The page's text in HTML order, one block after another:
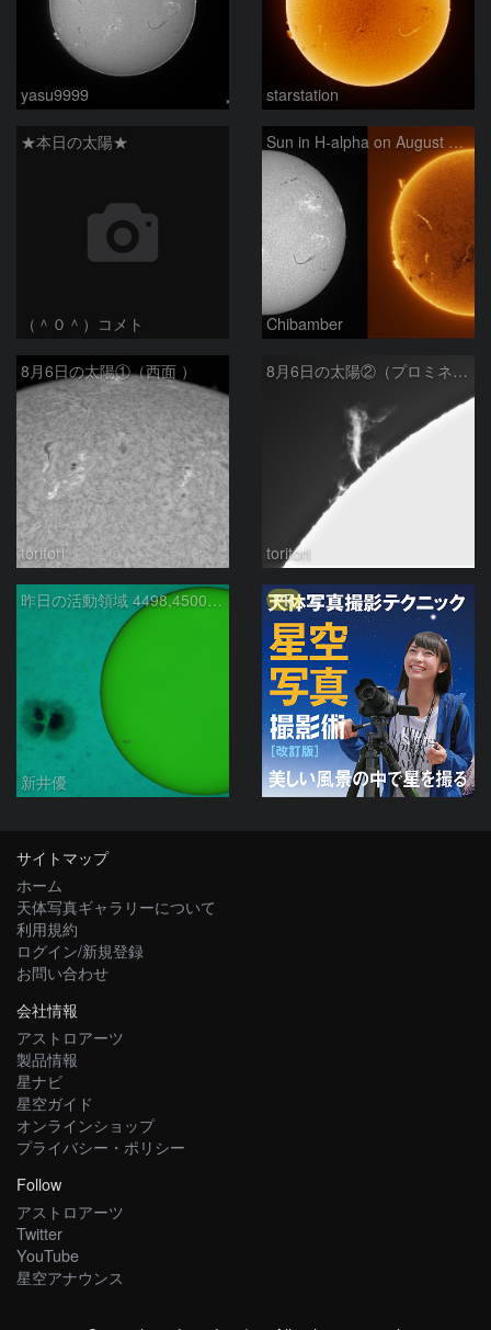
yasu9999 starstation
★本日の太陽★
（＾０＾）コメト
Sun in H-alpha on August 6, 2026
Chibamber
8月6日の太陽①（西面 ）
toritori
8月6日の太陽②（プロミネン北東縁 ）
toritori
昨日の活動領域 4498,4500：2026/08/05
新井優
PR
サイトマップ
ホーム
天体写真ギャラリーについて
利用規約
ログイン/新規登録
お問い合わせ
会社情報
アストロアーツ
製品情報
星ナビ
星空ガイド
オンラインショップ
プライバシー・ポリシー
Follow
アストロアーツ
Twitter
YouTube
星空アナウンス